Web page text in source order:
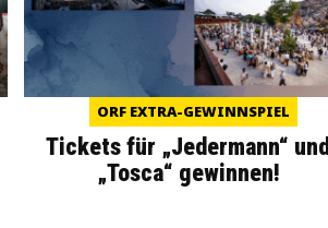
ORF EXTRA-GEWINNSPIEL
Tickets für „Jedermann“ und
„Tosca“ gewinnen!